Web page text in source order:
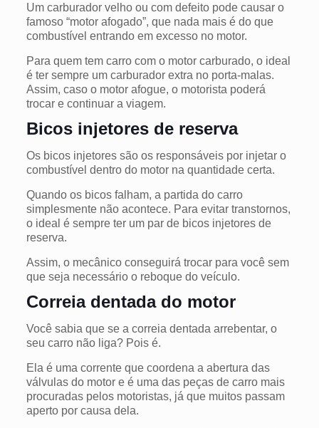
Um carburador velho ou com defeito pode causar o
famoso “motor afogado”, que nada mais é do que
combustível entrando em excesso no motor.
Para quem tem carro com o motor carburado, o ideal
é ter sempre um carburador extra no porta-malas.
Assim, caso o motor afogue, o motorista poderá
trocar e continuar a viagem.
Bicos injetores de reserva
Os bicos injetores são os responsáveis por injetar o
combustível dentro do motor na quantidade certa.
Quando os bicos falham, a partida do carro
simplesmente não acontece. Para evitar transtornos,
o ideal é sempre ter um par de bicos injetores de
reserva.
Assim, o mecânico conseguirá trocar para você sem
que seja necessário o reboque do veículo.
Correia dentada do motor
Você sabia que se a correia dentada arrebentar, o
seu carro não liga? Pois é.
Ela é uma corrente que coordena a abertura das
válvulas do motor e é uma das peças de carro mais
procuradas pelos motoristas, já que muitos passam
aperto por causa dela.